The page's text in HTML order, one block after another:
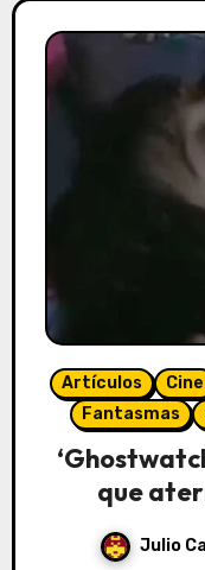
Artículos Cine
Fantasmas
que
Julio